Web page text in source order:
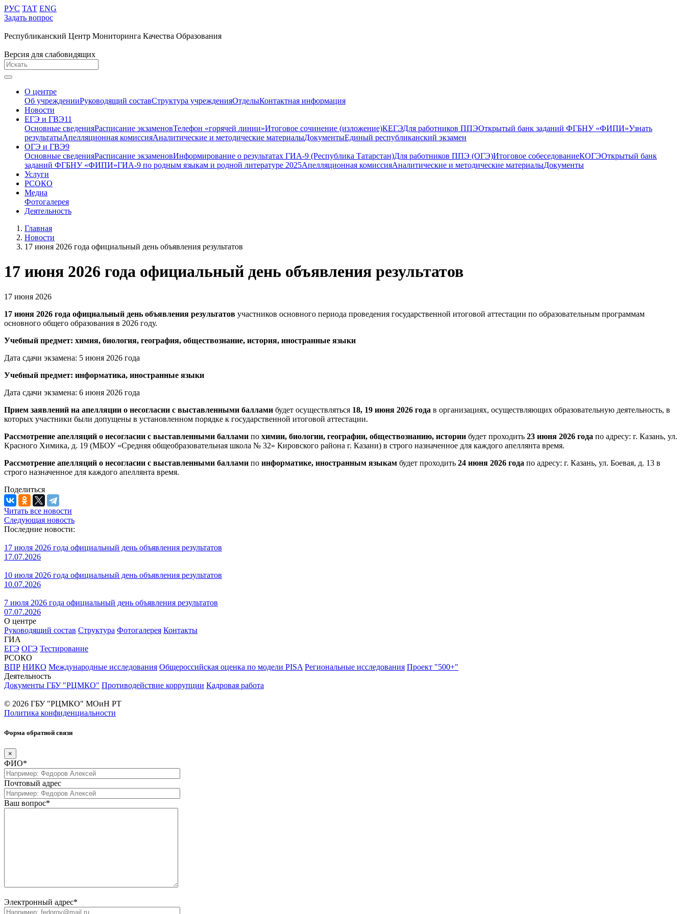
РУС ТАТ ENG
Задать вопрос
Республиканский Центр Мониторинга Качества Образования
Версия для слабовидящих
О центре
Об учрежденииРуководящий составСтруктура учрежденияОтделыКонтактная информация
Новости
ЕГЭ и ГВЭ11
Основные сведенияРасписание экзаменовТелефон «горячей линии»Итоговое сочинение (изложение)КЕГЭДля работников ППЭОткрытый банк заданий ФГБНУ «ФИПИ»Узнать
результатыАпелляционная комиссияАналитические и методические материалыДокументыЕдиный республиканский экзамен
ОГЭ и ГВЭ9
Основные сведенияРасписание экзаменовИнформирование о результатах ГИА-9 (Республика Татарстан)Для работников ППЭ (ОГЭ)Итоговое собеседованиеКОГЭОткрытый банк
заданий ФГБНУ «ФИПИ»ГИА-9 по родным языкам и родной литературе 2025Апелляционная комиссияАналитические и методические материалыДокументы
Услуги
РСОКО
Медиа
Фотогалерея
Деятельность
Главная
Новости
17 июня 2026 года официальный день объявления результатов
17 июня 2026 года официальный день объявления результатов
17 июня 2026
17 июня 2026 года официальный день объявления результатов участников основного периода проведения государственной итоговой аттестации по образовательным программам
основного общего образования в 2026 году.
Учебный предмет: химия, биология, география, обществознание, история, иностранные языки
Дата сдачи экзамена: 5 июня 2026 года
Учебный предмет: информатика, иностранные языки
Дата сдачи экзамена: 6 июня 2026 года
Прием заявлений на апелляции о несогласии с выставленными баллами будет осуществляться 18, 19 июня 2026 года в организациях, осуществляющих образовательную деятельность, в
которых участники были допущены в установленном порядке к государственной итоговой аттестации.
Рассмотрение апелляций о несогласии с выставленными баллами по химии, биологии, географии, обществознанию, истории будет проходить 23 июня 2026 года по адресу: г. Казань, ул.
Красного Химика, д. 19 (МБОУ «Средняя общеобразовательная школа № 32» Кировского района г. Казани) в строго назначенное для каждого апеллянта время.
Рассмотрение апелляций о несогласии с выставленными баллами по информатике, иностранным языкам будет проходить 24 июня 2026 года по адресу: г. Казань, ул. Боевая, д. 13 в
строго назначенное для каждого апеллянта время.
Поделиться
Читать все новости
Следующая новость
Последние новости:
17 июля 2026 года официальный день объявления результатов
17.07.2026
10 июля 2026 года официальный день объявления результатов
10.07.2026
7 июля 2026 года официальный день объявления результатов
07.07.2026
О центре
Руководящий состав Структура Фотогалерея Контакты
ГИА
ЕГЭ ОГЭ Тестирование
РСОКО
ВПР НИКО Международные исследования Общероссийская оценка по модели PISA Региональные исследования Проект "500+"
Деятельность
Документы ГБУ "РЦМКО" Противодействие коррупции Кадровая работа
© 2026 ГБУ "РЦМКО" МОиН РТ
Политика конфиденциальности
Форма обратной связи
×
ФИО*
Почтовый адрес
Ваш вопрос*
Электронный адрес*